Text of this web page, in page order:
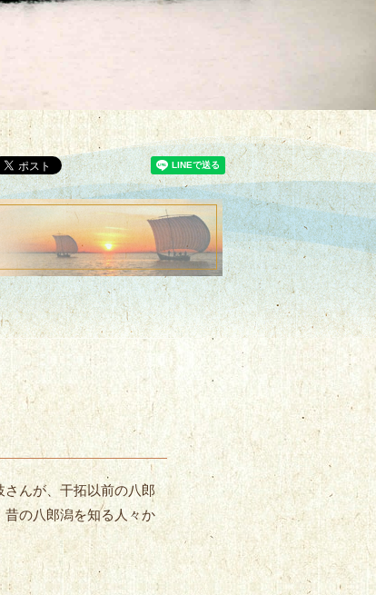
んが、干拓以前の八郎
の八郎潟を知る人々か